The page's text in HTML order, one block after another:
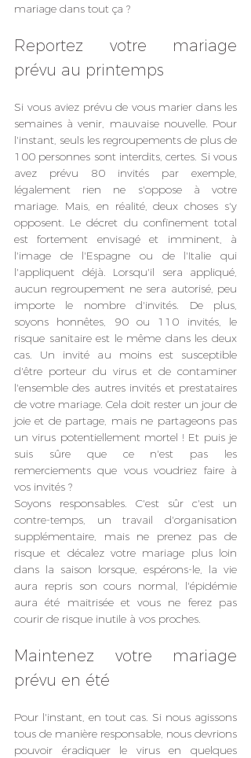
mariage dans tout ça ?
Reportez votre mariage
prévu au printemps
Si vous aviez prévu de vous marier dans les
semaines à venir, mauvaise nouvelle. Pour
l'instant, seuls les regroupements de plus de
100 personnes sont interdits, certes. Si vous
avez prévu 80 invités par exemple,
légalement rien ne s'oppose à votre
mariage. Mais, en réalité, deux choses s'y
opposent. Le décret du confinement total
est fortement envisagé et imminent, à
l'image de l'Espagne ou de l'Italie qui
l'appliquent déjà. Lorsqu'il sera appliqué,
aucun regroupement ne sera autorisé, peu
importe le nombre d'invités. De plus,
soyons honnêtes, 90 ou 110 invités, le
risque sanitaire est le même dans les deux
cas. Un invité au moins est susceptible
d'être porteur du virus et de contaminer
l'ensemble des autres invités et prestataires
de votre mariage. Cela doit rester un jour de
joie et de partage, mais ne partageons pas
un virus potentiellement mortel ! Et puis je
suis sûre que ce n'est pas les
remerciements que vous voudriez faire à
vos invités ?
Soyons responsables. C'est sûr c'est un
contre-temps, un travail d'organisation
supplémentaire, mais ne prenez pas de
risque et décalez votre mariage plus loin
dans la saison lorsque, espérons-le, la vie
aura repris son cours normal, l'épidémie
aura été maitrisée et vous ne ferez pas
courir de risque inutile à vos proches.
Maintenez votre mariage
prévu en été
Pour l'instant, en tout cas. Si nous agissons
tous de manière responsable, nous devrions
pouvoir éradiquer le virus en quelques